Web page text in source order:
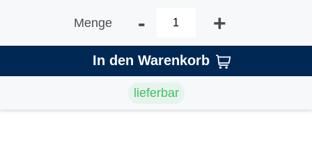
Menge - +
In den Warenkorb
lieferbar